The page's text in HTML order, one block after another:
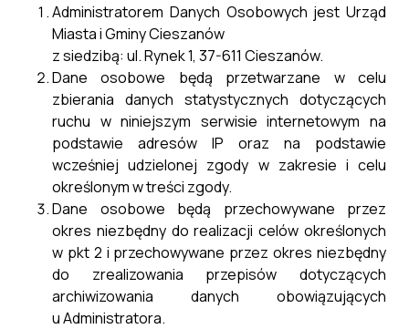
Administratorem Danych Osobowych jest Urząd
Miasta i Gminy Cieszanów
z siedzibą: ul. Rynek 1, 37-611 Cieszanów.
Dane osobowe będą przetwarzane w celu
zbierania danych statystycznych dotyczących
ruchu w niniejszym serwisie internetowym na
podstawie adresów IP oraz na podstawie
wcześniej udzielonej zgody w zakresie i celu
określonym w treści zgody.
Dane osobowe będą przechowywane przez
okres niezbędny do realizacji celów określonych
w pkt 2 i przechowywane przez okres niezbędny
do zrealizowania przepisów dotyczących
archiwizowania danych obowiązujących
u Administratora.